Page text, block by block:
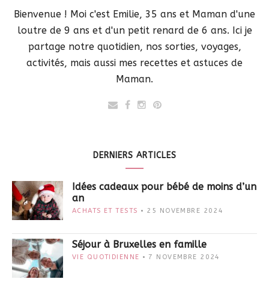
Bienvenue ! Moi c'est Emilie, 35 ans et Maman d'une
loutre de 9 ans et d'un petit renard de 6 ans. Ici je
partage notre quotidien, nos sorties, voyages,
activités, mais aussi mes recettes et astuces de
Maman.
DERNIERS ARTICLES
Idées cadeaux pour bébé de moins d’un
an
ACHATS ET TESTS 25 NOVEMBRE 2024
Séjour à Bruxelles en famille
VIE QUOTIDIENNE 7 NOVEMBRE 2024